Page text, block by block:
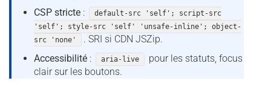
CSP stricte:
default-src 'self'; script-src
'self'; style-src 'self' 'unsafe-inline'; object-
src 'none'
. SRI si CDN JSZip.
Accessibilité: aria-live
pour les statuts, focus
clair sur les boutons.